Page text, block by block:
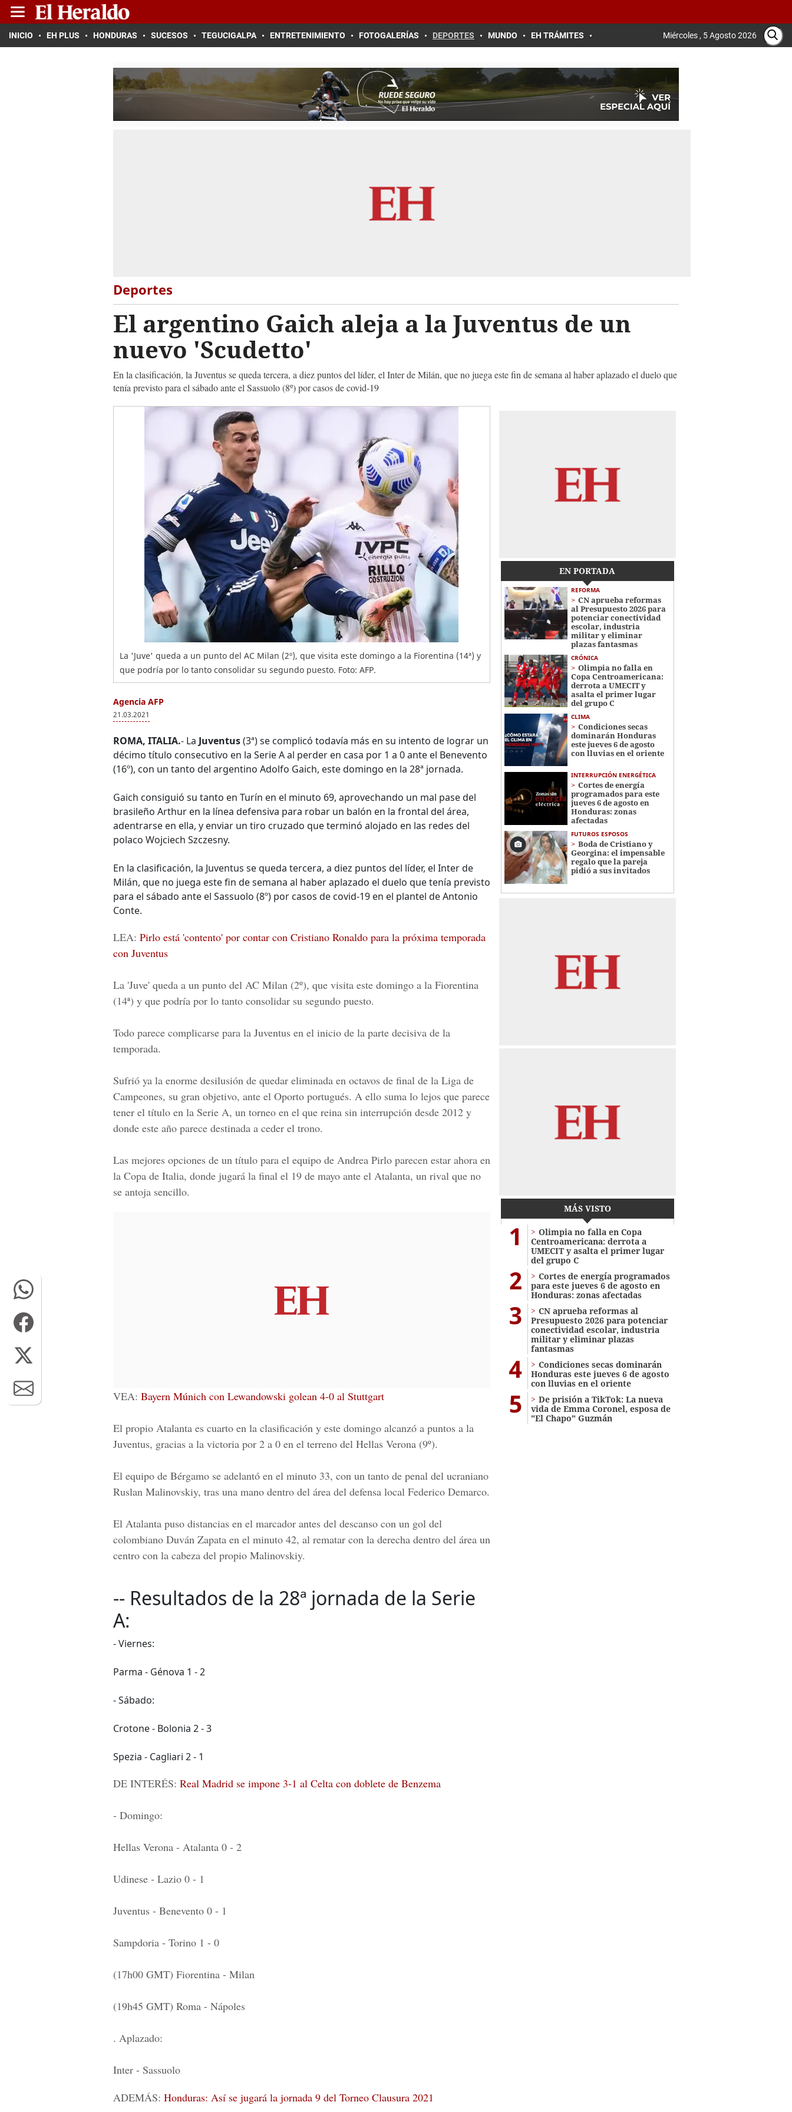
INICIO EH PLUS HONDURAS SUCESOS TEGUCIGALPA ENTRETENIMIENTO FOTOGALERÍAS DEPORTES MUNDO EH TRÁMITES Miércoles , 5 Agosto 2026
Deportes
El argentino Gaich aleja a la Juventus de un
nuevo 'Scudetto'
En la clasificación, la Juventus se queda tercera, a diez puntos del líder, el Inter de Milán, que no juega este fin de semana al haber aplazado el duelo que
tenía previsto para el sábado ante el Sassuolo (8º) por casos de covid-19
La 'Juve' queda a un punto del AC Milan (2º), que visita este domingo a la Fiorentina (14ª) y
que podría por lo tanto consolidar su segundo puesto. Foto: AFP.
Agencia AFP
21.03.2021
ROMA, ITALIA.- La Juventus(3ª) se complicó todavía más en su intento de lograr un
décimo título consecutivo en la Serie A al perder en casa por 1 a 0 ante el Benevento
(16º), con un tanto del argentino Adolfo Gaich, este domingo en la 28ª jornada.
Gaich consiguió su tanto en Turín en el minuto 69, aprovechando un mal pase del
brasileño Arthur en la línea defensiva para robar un balón en la frontal del área,
adentrarse en ella, y enviar un tiro cruzado que terminó alojado en las redes del
polaco Wojciech Szczesny.
En la clasificación, la Juventus se queda tercera, a diez puntos del líder, el Inter de
Milán, que no juega este fin de semana al haber aplazado el duelo que tenía previsto
para el sábado ante el Sassuolo (8º) por casos de covid-19 en el plantel de Antonio
Conte.
LEA: Pirlo está 'contento' por contar con Cristiano Ronaldo para la próxima temporada
con Juventus
La 'Juve' queda a un punto del AC Milan (2º), que visita este domingo a la Fiorentina
(14ª) y que podría por lo tanto consolidar su segundo puesto.
Todo parece complicarse para la Juventus en el inicio de la parte decisiva de la
temporada.
Sufrió ya la enorme desilusión de quedar eliminada en octavos de final de la Liga de
Campeones, su gran objetivo, ante el Oporto portugués. A ello suma lo lejos que parece
tener el título en la Serie A, un torneo en el que reina sin interrupción desde 2012 y
donde este año parece destinada a ceder el trono.
Las mejores opciones de un título para el equipo de Andrea Pirlo parecen estar ahora en
la Copa de Italia, donde jugará la final el 19 de mayo ante el Atalanta, un rival que no
se antoja sencillo.
VEA: Bayern Múnich con Lewandowski golean 4-0 al Stuttgart
El propio Atalanta es cuarto en la clasificación y este domingo alcanzó a puntos a la
Juventus, gracias a la victoria por 2 a 0 en el terreno del Hellas Verona (9º).
El equipo de Bérgamo se adelantó en el minuto 33, con un tanto de penal del ucraniano
Ruslan Malinovskiy, tras una mano dentro del área del defensa local Federico Demarco.
El Atalanta puso distancias en el marcador antes del descanso con un gol del
colombiano Duván Zapata en el minuto 42, al rematar con la derecha dentro del área un
centro con la cabeza del propio Malinovskiy.
-- Resultados de la 28ª jornada de la Serie
A:
- Viernes:
Parma - Génova 1 - 2
- Sábado:
Crotone - Bolonia 2 - 3
Spezia - Cagliari 2 - 1
DE INTERÉS: Real Madrid se impone 3-1 al Celta con doblete de Benzema
- Domingo:
Hellas Verona - Atalanta 0 - 2
Udinese - Lazio 0 - 1
Juventus - Benevento 0 - 1
Sampdoria - Torino 1 - 0
(17h00 GMT) Fiorentina - Milan
(19h45 GMT) Roma - Nápoles
. Aplazado:
Inter - Sassuolo
ADEMÁS: Honduras: Así se jugará la jornada 9 del Torneo Clausura 2021
EN PORTADA
REFORMA
CN aprueba reformas
al Presupuesto 2026 para
potenciar conectividad
escolar, industria
militar y eliminar
plazas fantasmas
CRÓNICA
Olimpia no falla en
Copa Centroamericana:
derrota a UMECIT y
asalta el primer lugar
del grupo C
CLIMA
Condiciones secas
dominarán Honduras
este jueves 6 de agosto
con lluvias en el oriente
INTERRUPCIÓN ENERGÉTICA
Cortes de energía
programados para este
jueves 6 de agosto en
Honduras: zonas
afectadas
FUTUROS ESPOSOS
Boda de Cristiano y
Georgina: el impensable
regalo que la pareja
pidió a sus invitados
MÁS VISTO
1
Olimpia no falla en Copa
Centroamericana: derrota a
UMECIT y asalta el primer lugar
del grupo C
2
Cortes de energía programados
para este jueves 6 de agosto en
Honduras: zonas afectadas
3
CN aprueba reformas al
Presupuesto 2026 para potenciar
conectividad escolar, industria
militar y eliminar plazas
fantasmas
4
Condiciones secas dominarán
Honduras este jueves 6 de agosto
con lluvias en el oriente
5
De prisión a TikTok: La nueva
vida de Emma Coronel, esposa de
"El Chapo" Guzmán